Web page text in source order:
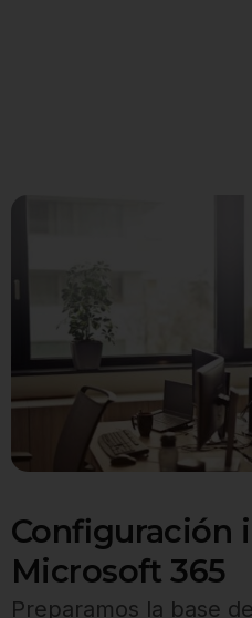
Configuración
Microsoft 365
Preparamos la base